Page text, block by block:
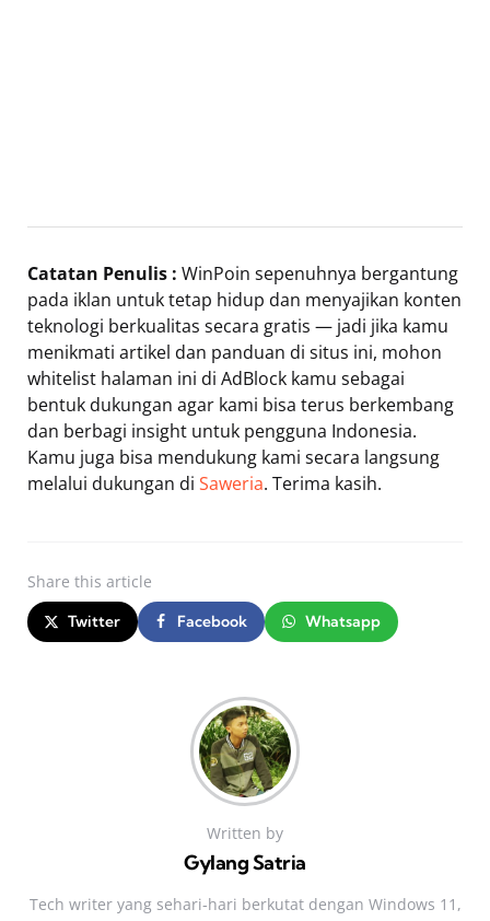
Catatan Penulis : WinPoin sepenuhnya bergantung
pada iklan untuk tetap hidup dan menyajikan konten
teknologi berkualitas secara gratis — jadi jika kamu
menikmati artikel dan panduan di situs ini, mohon
whitelist halaman ini di AdBlock kamu sebagai
bentuk dukungan agar kami bisa terus berkembang
dan berbagi insight untuk pengguna Indonesia.
Kamu juga bisa mendukung kami secara langsung
melalui dukungan di Saweria. Terima kasih.
Share this article
Twitter Facebook Whatsapp
Written by
Gylang Satria
Tech writer yang sehari‑hari berkutat dengan Windows 11,